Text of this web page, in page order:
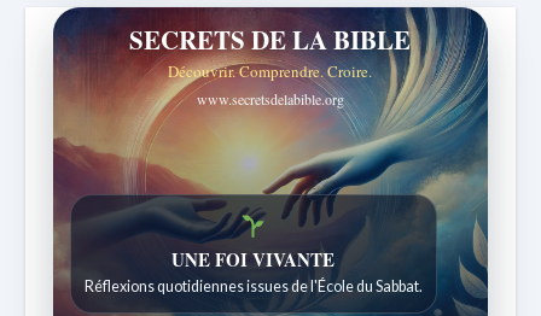
SECRETS DE LA BIBLE
Découvrir. Comprendre. Croire.
www.secretsdelabible.org
Histoires bibliques étonnantes
Histoires pour les enfants de 7 à 12 ans.